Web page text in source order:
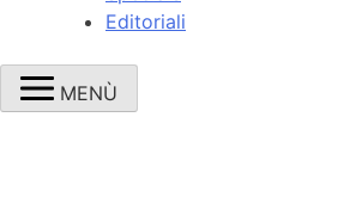
Editoriali
MENÙ